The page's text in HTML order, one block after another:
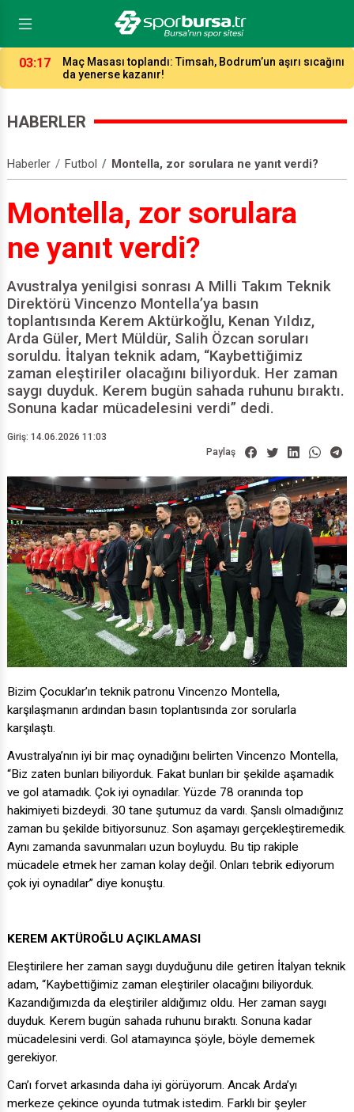
03:17
Maç Masası toplandı: Timsah, Bodrum’un aşırı sıcağını
da yenerse kazanır!
HABERLER
Haberler Futbol Montella, zor sorulara ne yanıt verdi?
Montella, zor sorulara
ne yanıt verdi?
Avustralya yenilgisi sonrası A Milli Takım Teknik
Direktörü Vincenzo Montella’ya basın
toplantısında Kerem Aktürkoğlu, Kenan Yıldız,
Arda Güler, Mert Müldür, Salih Özcan soruları
soruldu. İtalyan teknik adam, “Kaybettiğimiz
zaman eleştiriler olacağını biliyorduk. Her zaman
saygı duyduk. Kerem bugün sahada ruhunu bıraktı.
Sonuna kadar mücadelesini verdi” dedi.
Giriş: 14.06.2026 11:03
Paylaş
Bizim Çocuklar’ın teknik patronu Vincenzo Montella,
karşılaşmanın ardından basın toplantısında zor sorularla
karşılaştı.
Avustralya’nın iyi bir maç oynadığını belirten Vincenzo Montella,
“Biz zaten bunları biliyorduk. Fakat bunları bir şekilde aşamadık
ve gol atamadık. Çok iyi oynadılar. Yüzde 78 oranında top
hakimiyeti bizdeydi. 30 tane şutumuz da vardı. Şanslı olmadığınız
zaman bu şekilde bitiyorsunuz. Son aşamayı gerçekleştiremedik.
Aynı zamanda savunmaları uzun boyluydu. Bu tip rakiple
mücadele etmek her zaman kolay değil. Onları tebrik ediyorum
çok iyi oynadılar” diye konuştu.
KEREM AKTÜROĞLU AÇIKLAMASI
Eleştirilere her zaman saygı duyduğunu dile getiren İtalyan teknik
adam, “Kaybettiğimiz zaman eleştiriler olacağını biliyorduk.
Kazandığımızda da eleştiriler aldığımız oldu. Her zaman saygı
duyduk. Kerem bugün sahada ruhunu bıraktı. Sonuna kadar
mücadelesini verdi. Gol atamayınca şöyle, böyle dememek
gerekiyor.
Can’ı forvet arkasında daha iyi görüyorum. Ancak Arda’yı
merkeze çekince oyunda tutmak istedim. Farklı bir şeyler